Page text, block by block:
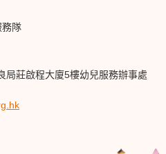
務隊
局莊啟程大廈5樓幼兒服務辦事處